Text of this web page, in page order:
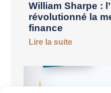
William Sharpe :
révolutionné la
finance
Lire la suite